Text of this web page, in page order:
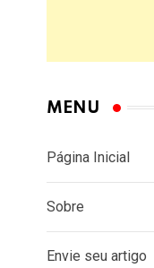
MENU
Página Inicial
Sobre
Envie seu artigo